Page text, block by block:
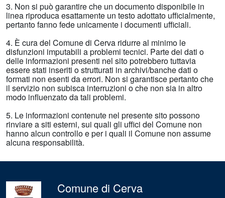
3. Non si può garantire che un documento disponibile in
linea riproduca esattamente un testo adottato ufficialmente,
pertanto fanno fede unicamente i documenti ufficiali.
4. È cura del Comune di Cerva ridurre al minimo le
disfunzioni imputabili a problemi tecnici. Parte dei dati o
delle informazioni presenti nel sito potrebbero tuttavia
essere stati inseriti o strutturati in archivi/banche dati o
formati non esenti da errori. Non si garantisce pertanto che
il servizio non subisca interruzioni o che non sia in altro
modo influenzato da tali problemi.
5. Le informazioni contenute nel presente sito possono
rinviare a siti esterni, sui quali gli uffici del Comune non
hanno alcun controllo e per i quali il Comune non assume
alcuna responsabilità.
Comune di Cerva